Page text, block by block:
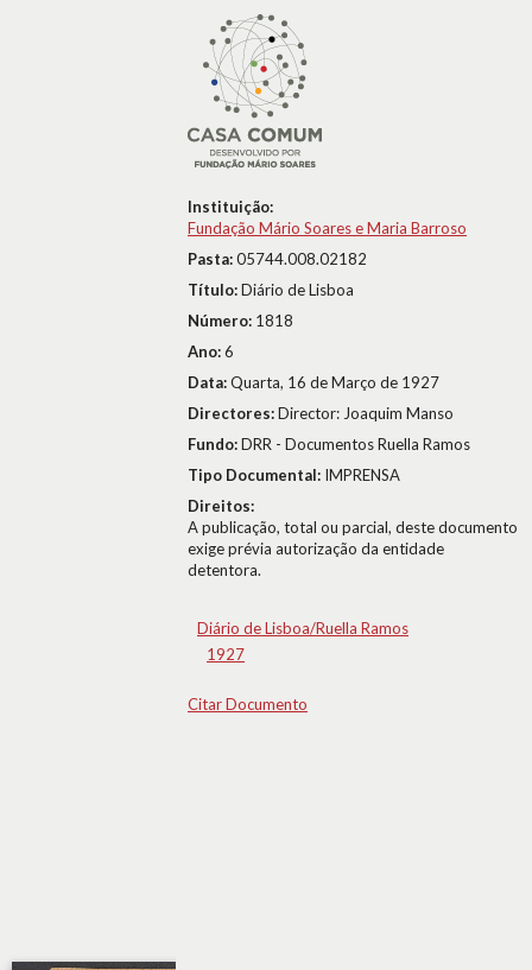
Instituição:
Fundação Mário Soares e Maria Barroso
Pasta:05744.008.02182
Título:Diário de Lisboa
Número: 1818
Ano:6
Data:Quarta, 16 de Março de 1927
Directores:Director: Joaquim Manso
Fundo:DRR - Documentos Ruella Ramos
Tipo Documental: IMPRENSA
Direitos:
A publicação, total ou parcial, deste documento
exige prévia autorização da entidade
detentora.
Diário de Lisboa/Ruella Ramos
1927
Citar Documento